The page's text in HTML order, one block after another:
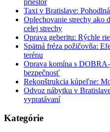
Taxi v Bratislave:
Oplechovanie strechy ako
celej strechy
Oprava geberitu: Rýchle
Spätná fréza požičovňa:
terénu
Oprava komína s
bezpečnosť
Rekonštrukcia kúpeľne:
Odvoz nábytku v
vypratávaní
Kategórie